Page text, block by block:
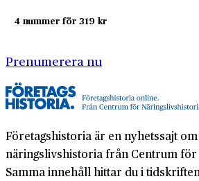
4 nummer för 319 kr
Prenumerera nu
Företagshistoria är en nyhetssajt
näringslivshistoria från Centrum
Samma innehåll hittar du i